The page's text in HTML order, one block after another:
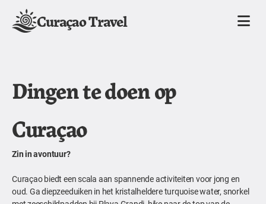
Curaçao Travel
Dingen te doen op
Curaçao
Zin in avontuur?
Curaçao biedt een scala aan spannende activiteiten voor jong en
oud. Ga diepzeeduiken in het kristalheldere turquoise water, snorkel